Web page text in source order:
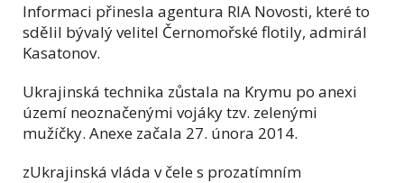
Informaci přinesla agentura RIA Novosti, které to
sdělil bývalý velitel Černomořské flotily, admirál
Kasatonov.
Ukrajinská technika zůstala na Krymu po anexi
území neoznačenými vojáky tzv. zelenými
mužíčky. Anexe začala 27. února 2014.
zUkrajinská vláda v čele s prozatímním